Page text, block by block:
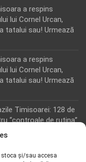
stoca și/sau accesa
a respins
lui Cornel Urcan,
tatalui sau! Urmează
a respins
lui Cornel Urcan,
tatalui sau! Urmează
Timisoarei: 128 de
“controale de rutina”
dosarul fraudei cu
pentru